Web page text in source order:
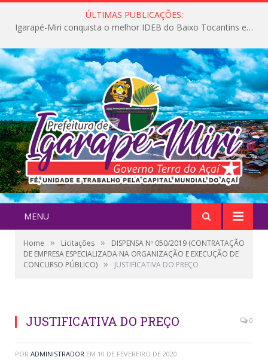
ÚLTIMAS PUBLICAÇÕES:
Igarapé-Miri conquista o melhor IDEB do Baixo Tocantins e avança na qualidade da educação pública
MENU
Home » Licitações »
DISPENSA Nº 050/2019 (CONTRATAÇÃO
DE EMPRESA ESPECIALIZADA NA ORGANIZAÇÃO E EXECUÇÃO DE
CONCURSO PÚBLICO) » JUSTIFICATIVA DO PREÇO
JUSTIFICATIVA DO PREÇO 0
POR ADMINISTRADOR EM 10 DE FEVEREIRO DE 2020